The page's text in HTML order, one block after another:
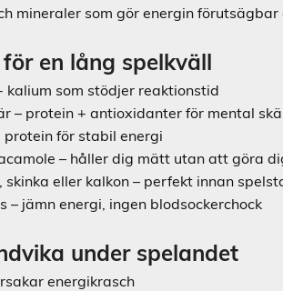
mineraler som gör energin förutsägbar
en lång spelkväll
kalium som stödjer reaktionstid
– protein + antioxidanter för mental
för stabil energi
– håller dig mätt utan att göra
skinka eller kalkon – perfekt innan
– jämn energi, ingen blodsockerchock
under spelandet
energikrasch